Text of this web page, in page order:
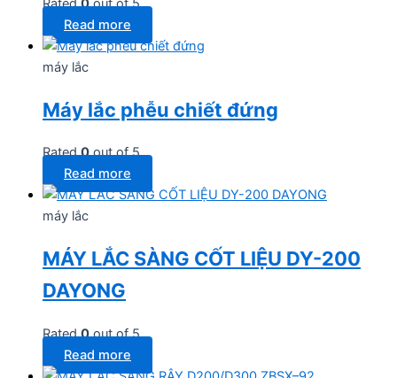
Rated0out of 5
Read more
máy lắc
Máy lắc phễu chiết đứng
Rated0out of 5
Read more
máy lắc
MÁY LẮC SÀNG CỐT LIỆU DY-200
DAYONG
Rated0out of 5
Read more